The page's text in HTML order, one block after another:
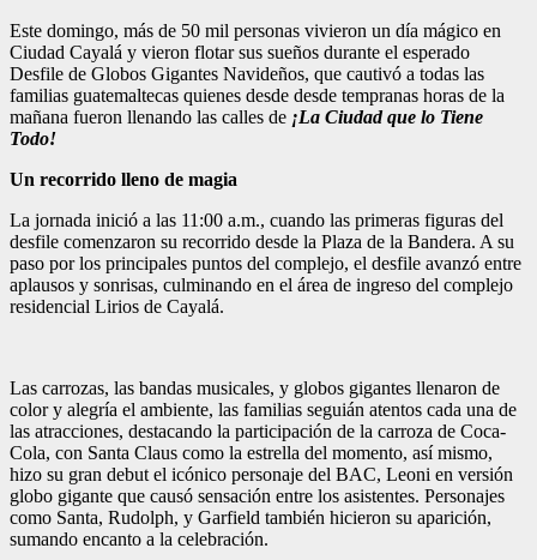
Este domingo, más de 50 mil personas vivieron un día mágico en
Ciudad Cayalá y vieron flotar sus sueños durante el esperado
Desfile de Globos Gigantes Navideños, que cautivó a todas las
familias guatemaltecas quienes desde desde tempranas horas de la
mañana fueron llenando las calles de ¡La Ciudad que lo Tiene
Todo!
Un recorrido lleno de magia
La jornada inició a las 11:00 a.m., cuando las primeras figuras del
desfile comenzaron su recorrido desde la Plaza de la Bandera. A su
paso por los principales puntos del complejo, el desfile avanzó entre
aplausos y sonrisas, culminando en el área de ingreso del complejo
residencial Lirios de Cayalá.
Las carrozas, las bandas musicales, y globos gigantes llenaron de
color y alegría el ambiente, las familias seguián atentos cada una de
las atracciones, destacando la participación de la carroza de Coca-
Cola, con Santa Claus como la estrella del momento, así mismo,
hizo su gran debut el icónico personaje del BAC, Leoni en versión
globo gigante que causó sensación entre los asistentes. Personajes
como Santa, Rudolph, y Garfield también hicieron su aparición,
sumando encanto a la celebración.